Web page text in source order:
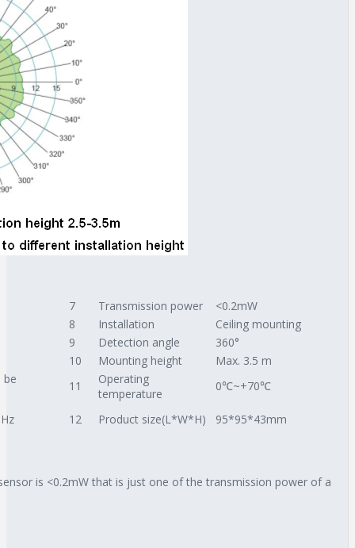
7 Transmission power
<0.2mW
8
Installation
Ceiling mounting
9
Detection angle
360°
10
Mounting height
Max. 3.5 m
be
11
Operating
temperature
0℃~+70℃
12 Product size(L*W*H) 95*95*43mm
is <0.2mW that is just one of the transmission power of a